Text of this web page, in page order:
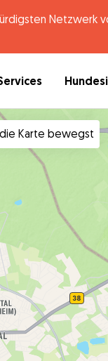
Netzwerk
Karte bewegst